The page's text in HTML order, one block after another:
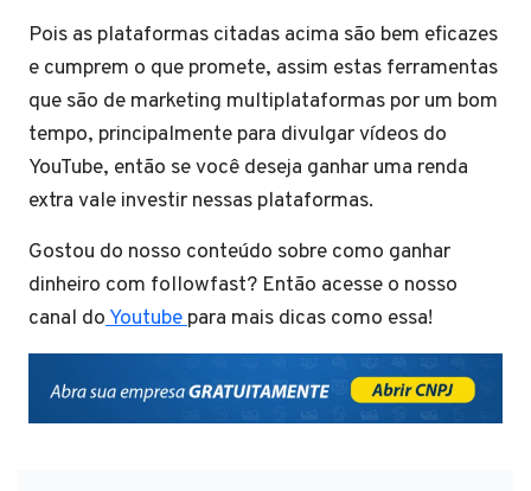
Pois as plataformas citadas acima são bem eficazes
e cumprem o que promete, assim estas ferramentas
que são de marketing multiplataformas por um bom
tempo, principalmente para divulgar vídeos do
YouTube, então se você deseja ganhar uma renda
extra vale investir nessas plataformas.
Gostou do nosso conteúdo sobre como ganhar
dinheiro com followfast? Então acesse o nosso
canal doYoutubepara mais dicas como essa!